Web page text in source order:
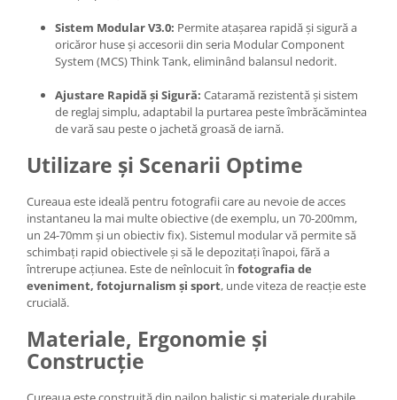
Adaptoare pentru convertoare sau
Alimentatoare 220V
Cabluri
Carcase de tip Cage, pentru
complexe
Curatare Senzor
Huse de ploaie
Microfoane / Reportofoane
Nivela patina
Ocular
Transmitator de fisiere fara fir
Vizor
Accesorii diverse
Genti, Rucsacuri, Troller foto
Sistem Modular V3.0: Permite atașarea rapidă și sigură a
oricăror huse și accesorii din seria Modular Component
System (MCS) Think Tank, eliminând balansul nedorit.
Ajustare Rapidă și Sigură: Cataramă rezistentă și sistem
de reglaj simplu, adaptabil la purtarea peste îmbrăcămintea
de vară sau peste o jachetă groasă de iarnă.
Utilizare și Scenarii Optime
Cureaua este ideală pentru fotografii care au nevoie de acces
instantaneu la mai multe obiective (de exemplu, un 70-200mm,
un 24-70mm și un obiectiv fix). Sistemul modular vă permite să
schimbați rapid obiectivele și să le depozitați înapoi, fără a
întrerupe acțiunea. Este de neînlocuit în fotografia de
eveniment, fotojurnalism și sport, unde viteza de reacție este
crucială.
Materiale, Ergonomie și
Construcție